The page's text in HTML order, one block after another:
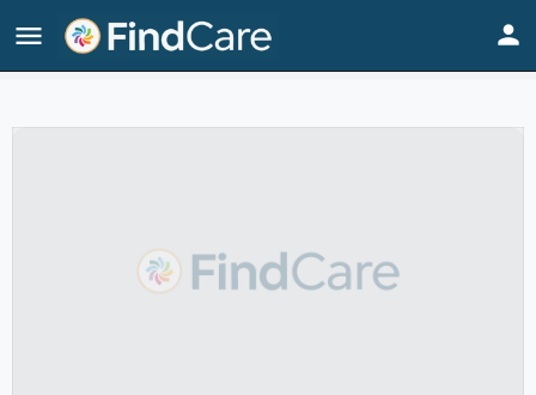
Home Listings アドライズplus 蕨駅前センター